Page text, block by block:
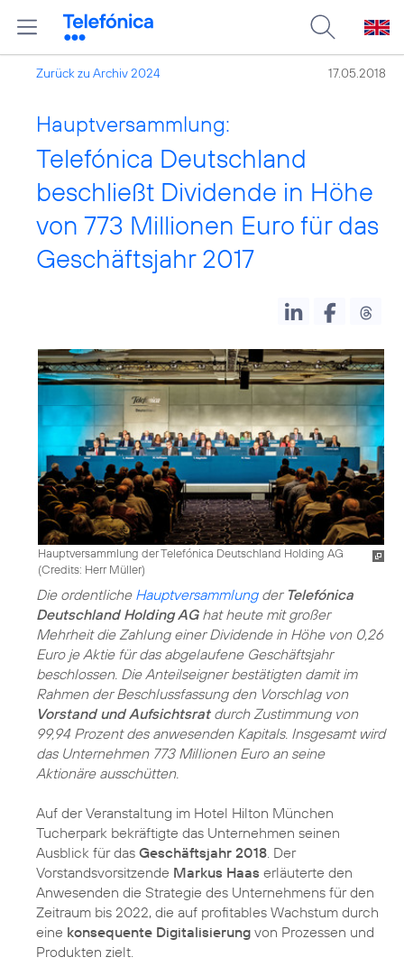
Zurück zu Archiv 2024 17.05.2018
Hauptversammlung:
Telefónica Deutschland
beschließt Dividende in Höhe
von 773 Millionen Euro für das
Geschäftsjahr 2017
Hauptversammlung der Telefónica Deutschland Holding AG
(Credits: Herr Müller)
Die ordentliche Hauptversammlungder Telefónica
Deutschland Holding AGhat heute mit großer
Mehrheit die Zahlung einer Dividende in Höhe von 0,26
Euro je Aktie für das abgelaufene Geschäftsjahr
beschlossen. Die Anteilseigner bestätigten damit im
Rahmen der Beschlussfassung den Vorschlag von
Vorstand und Aufsichtsratdurch Zustimmung von
99,94 Prozent des anwesenden Kapitals. Insgesamt wird
das Unternehmen 773 Millionen Euro an seine
Aktionäre ausschütten.
Auf der Veranstaltung im Hotel Hilton München
Tucherpark bekräftigte das Unternehmen seinen
Ausblick für das Geschäftsjahr 2018 . Der
Vorstandsvorsitzende Markus Haas erläuterte den
Anwesenden die Strategie des Unternehmens für den
Zeitraum bis 2022, die auf profitables Wachstum durch
eine konsequente Digitalisierung von Prozessen und
Produkten zielt.